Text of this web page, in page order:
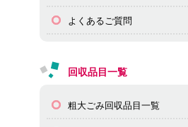
よくあるご質問
回収品目一覧
粗大ごみ回収品目一覧